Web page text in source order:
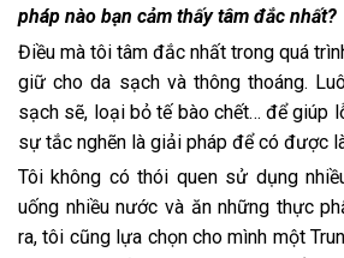
pháp nào bạn cảm thấy tâm đắc nhất?
Điều mà tôi tâm đắc nhất trong quá
giữ cho da sạch và thông thoáng.
sạch sẽ, loại bỏ tế bào chết… để giúp
sự tắc nghẽn là giải pháp để có được
Tôi không có thói quen sử dụng
uống nhiều nước và ăn những thực
ra, tôi cũng lựa chọn cho mình một